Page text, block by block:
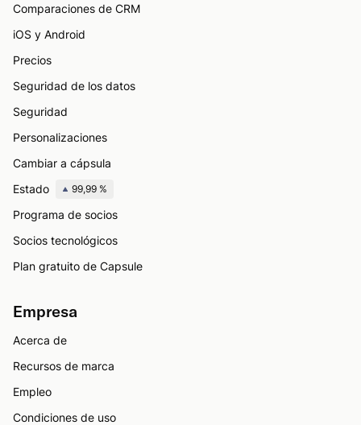
Comparaciones de CRM
iOS y Android
Precios
Seguridad de los datos
Seguridad
Personalizaciones
Cambiar a cápsula
Estado
99,99 %
Programa de socios
Socios tecnológicos
Plan gratuito de Capsule
Empresa
Acerca de
Recursos de marca
Empleo
Condiciones de uso